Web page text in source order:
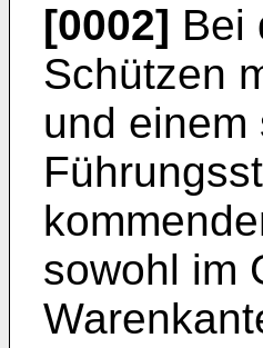
[0002] Bei
Schützen
und
sowohl im